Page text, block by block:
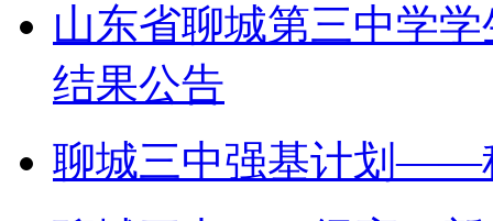
山东省聊城第三中学
结果公告
聊城三中强基计划——